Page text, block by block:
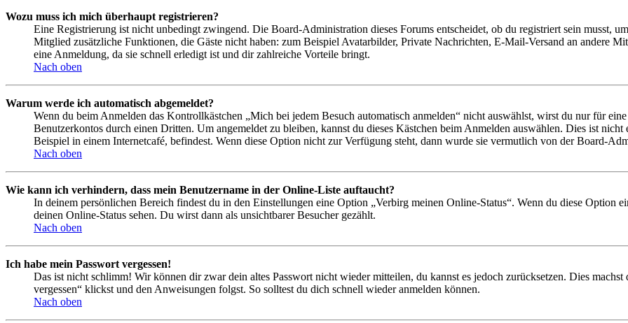
Wozu muss ich mich überhaupt registrieren?
Eine Registrierung ist nicht unbedingt zwingend. Die Board-Administration dieses Forums entscheidet, ob du registriert sein musst,
Mitglied zusätzliche Funktionen, die Gäste nicht haben: zum Beispiel Avatarbilder, Private Nachrichten, E-Mail-Versand an andere
eine Anmeldung, da sie schnell erledigt ist und dir zahlreiche Vorteile bringt.
Nach oben
Warum werde ich automatisch abgemeldet?
Wenn du beim Anmelden das Kontrollkästchen „Mich bei jedem Besuch automatisch anmelden“ nicht auswählst, wirst du nur für
Benutzerkontos durch einen Dritten. Um angemeldet zu bleiben, kannst du dieses Kästchen beim Anmelden auswählen. Dies ist
Beispiel in einem Internetcafé, befindest. Wenn diese Option nicht zur Verfügung steht, dann wurde sie vermutlich von der Board-
Nach oben
Wie kann ich verhindern, dass mein Benutzername in der Online-Liste auftaucht?
In deinem persönlichen Bereich findest du in den Einstellungen eine Option „Verbirg meinen Online-Status“. Wenn du diese Option
deinen Online-Status sehen. Du wirst dann als unsichtbarer Besucher gezählt.
Nach oben
Ich habe mein Passwort vergessen!
Das ist nicht schlimm! Wir können dir zwar dein altes Passwort nicht wieder mitteilen, du kannst es jedoch zurücksetzen. Dies
vergessen“ klickst und den Anweisungen folgst. So solltest du dich schnell wieder anmelden können.
Nach oben